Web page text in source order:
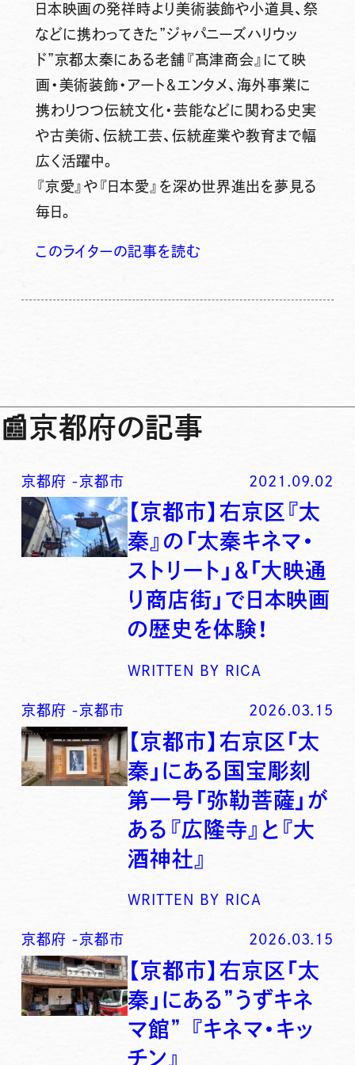
日本映画の発祥時より美術装飾や小道具、祭
などに携わってきた”ジャパニーズハリウッ
ド”京都太秦にある老舗『髙津商会』にて映
画・美術装飾・アート＆エンタメ、海外事業に
携わりつつ伝統文化・芸能などに関わる史実
や古美術、伝統工芸、伝統産業や教育まで幅
広く活躍中。
『京愛』や『日本愛』を深め世界進出を夢見る
毎日。
このライターの記事を読む
📰京都府の記事
京都府 -京都市 2021.09.02
【京都市】右京区『太
秦』の「太秦キネマ・
ストリート」＆「大映通
り商店街」で日本映画
の歴史を体験！
WRITTEN BY RICA
京都府 -京都市 2026.03.15
【京都市】右京区「太
秦」にある国宝彫刻
第一号「弥勒菩薩」が
ある『広隆寺』と『大
酒神社』
WRITTEN BY RICA
京都府 -京都市 2026.03.15
【京都市】右京区「太
秦」にある”うずキネ
マ館” 『キネマ・キッ
チン』